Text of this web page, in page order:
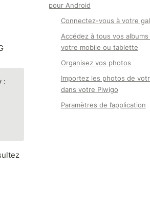
:
pour Android
Connectez-vous à votre
Accédez à tous vos
votre mobile ou tablette
Organisez vos photos
Importez les photos de
dans votre Piwigo
Paramètres de l’application